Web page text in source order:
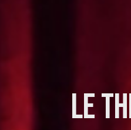
Le